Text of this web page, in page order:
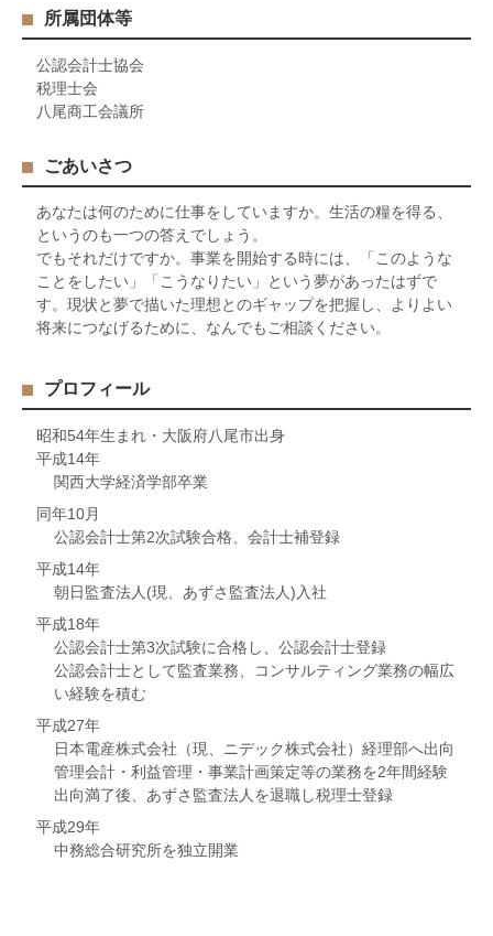
所属団体等
公認会計士協会
税理士会
八尾商工会議所
ごあいさつ
あなたは何のために仕事をしていますか。生活の糧を得る、
というのも一つの答えでしょう。
でもそれだけですか。事業を開始する時には、「このような
ことをしたい」「こうなりたい」という夢があったはずで
す。現状と夢で描いた理想とのギャップを把握し、よりよい
将来につなげるために、なんでもご相談ください。
プロフィール
昭和54年生まれ・大阪府八尾市出身
平成14年
関西大学経済学部卒業
同年10月
公認会計士第2次試験合格、会計士補登録
平成14年
朝日監査法人(現、あずさ監査法人)入社
平成18年
公認会計士第3次試験に合格し、公認会計士登録
公認会計士として監査業務、コンサルティング業務の幅広
い経験を積む
平成27年
日本電産株式会社（現、ニデック株式会社）経理部へ出向
管理会計・利益管理・事業計画策定等の業務を2年間経験
出向満了後、あずさ監査法人を退職し税理士登録
平成29年
中務総合研究所を独立開業